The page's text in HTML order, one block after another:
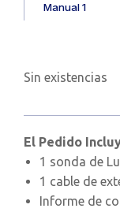
Manual 1
Sin existencias
El Pedido
1 sonda de
1 cable de
Informe de